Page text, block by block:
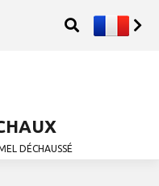
DÉCHAUSSÉ